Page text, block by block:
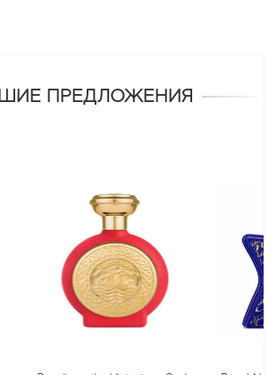
ПРЕДЛОЖЕНИЯ